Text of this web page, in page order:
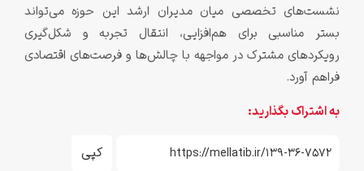
نشست‌های تخصصی میان مدیران ارشد این حوزه می‌تواند
بستر مناسبی برای هم‌افزایی، انتقال تجربه و شکل‌گیری
رویکردهای مشترک در مواجهه با چالش‌ها و فرصت‌های اقتصادی
فراهم آورد.
به اشتراک بگذارید:
کپی